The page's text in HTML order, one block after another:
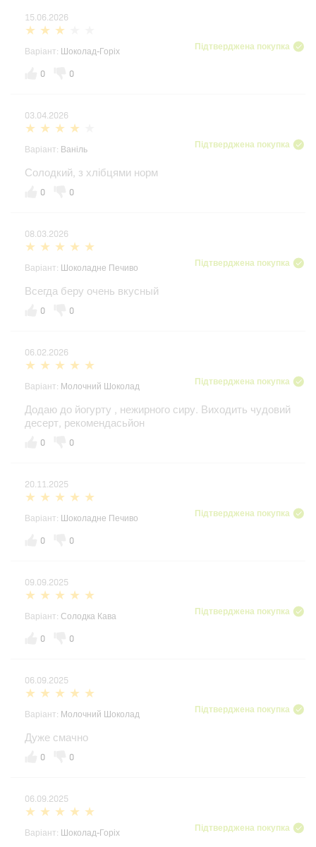
15.06.2026
Підтверджена покупка
Варіант: Шоколад-Горіх
0
0
03.04.2026
Підтверджена покупка
Варіант: Ваніль
Солодкий, з хлібцями норм
0 0
08.03.2026
Підтверджена покупка
Варіант: Шоколадне Печиво
Всегда беру очень вкусный
0 0
06.02.2026
Підтверджена покупка
Варіант: Молочний Шоколад
Додаю до йогурту , нежирного сиру. Виходить чудовий
десерт, рекомендасьйон
0 0
20.11.2025
Підтверджена покупка
Варіант: Шоколадне Печиво
0
0
09.09.2025
Підтверджена покупка
Варіант: Солодка Кава
0
0
06.09.2025
Підтверджена покупка
Варіант: Молочний Шоколад
Дуже смачно
0 0
06.09.2025
Підтверджена покупка
Варіант: Шоколад-Горіх